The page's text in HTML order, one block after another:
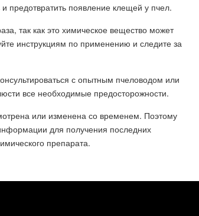
предотвратить появление клещей у пчел.
так как это химическое вещество может
инструкциям по применению и следите за
с опытным пчеловодом или
все необходимые предосторожности.
или изменена со временем. Поэтому
для получения последних
препарата.